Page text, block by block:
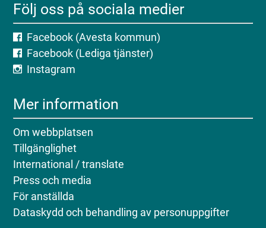
Följ oss på sociala medier
Facebook (Avesta kommun)
Facebook (Lediga tjänster)
Instagram
Mer information
Om webbplatsen
Tillgänglighet
International / translate
Press och media
För anställda
Dataskydd och behandling av personuppgifter